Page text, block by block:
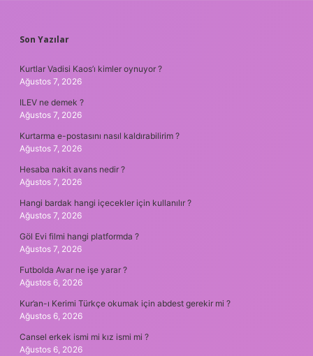
SIDEBAR
Son Yazılar
Kurtlar Vadisi Kaos’ı kimler oynuyor ?
Ağustos 7, 2026
ILEV ne demek ?
Ağustos 7, 2026
Kurtarma e-postasını nasıl kaldırabilirim ?
Ağustos 7, 2026
Hesaba nakit avans nedir ?
Ağustos 7, 2026
Hangi bardak hangi içecekler için kullanılır ?
Ağustos 7, 2026
Göl Evi filmi hangi platformda ?
Ağustos 7, 2026
Futbolda Avar ne işe yarar ?
Ağustos 6, 2026
Kur’an-ı Kerimi Türkçe okumak için abdest gerekir mi ?
Ağustos 6, 2026
Cansel erkek ismi mi kız ismi mi ?
Ağustos 6, 2026